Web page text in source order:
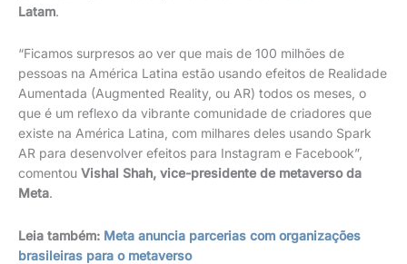
Latam.
“Ficamos surpresos ao ver que mais de 100 milhões de
pessoas na América Latina estão usando efeitos de Realidade
Aumentada (Augmented Reality, ou AR) todos os meses, o
que é um reflexo da vibrante comunidade de criadores que
existe na América Latina, com milhares deles usando Spark
AR para desenvolver efeitos para Instagram e Facebook”,
comentou Vishal Shah, vice-presidente de metaverso da
Meta.
Leia também: Meta anuncia parcerias com organizações
brasileiras para o metaverso